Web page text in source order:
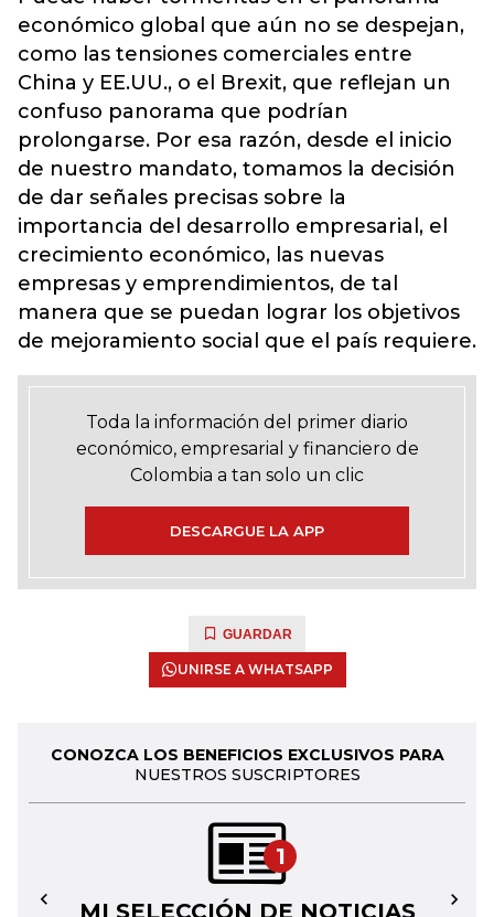
económico global que aún no se despejan,
como las tensiones comerciales entre
China y EE.UU., o el Brexit, que reflejan un
confuso panorama que podrían
prolongarse. Por esa razón, desde el inicio
de nuestro mandato, tomamos la decisión
de dar señales precisas sobre la
importancia del desarrollo empresarial, el
crecimiento económico, las nuevas
empresas y emprendimientos, de tal
manera que se puedan lograr los objetivos
de mejoramiento social que el país requiere.
Toda la información del primer diario
económico, empresarial y financiero de
Colombia a tan solo un clic
DESCARGUE LA APP
GUARDAR
UNIRSE A WHATSAPP
CONOZCA LOS BENEFICIOS EXCLUSIVOS PARA
NUESTROS SUSCRIPTORES
1
MI SELECCIÓN DE NOTICIAS
← →